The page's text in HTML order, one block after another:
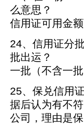
么意思？
信用证可用金
24、信用证分
批出运？
一批（不含一
25、保兑信用
据后认为有不
公司，理由是